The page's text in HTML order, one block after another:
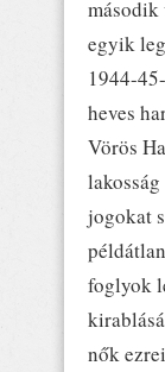
második
egyik
1944-
heves
Vörös
jogokat
foglyok
nők